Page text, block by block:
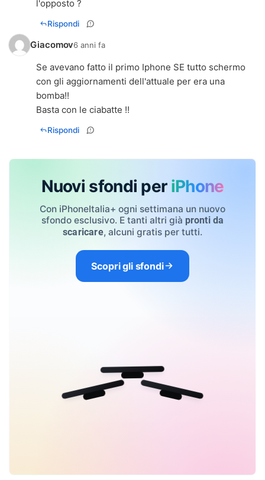
l'opposto ?
Rispondi
Giacomov6 anni fa
Se avevano fatto il primo Iphone SE tutto schermo
con gli aggiornamenti dell'attuale per era una
bomba!!
Basta con le ciabatte !!
Rispondi
Nuovi sfondi per iPhone
Con iPhoneItalia+ ogni settimana un nuovo
sfondo esclusivo. E tanti altri già pronti da
scaricare, alcuni gratis per tutti.
Scopri gli sfondi